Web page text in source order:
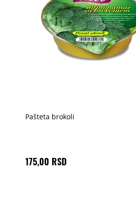
Pašteta brokoli
175,00 RSD